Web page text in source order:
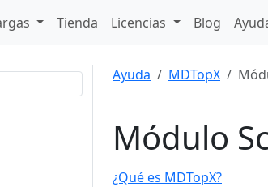
Tienda Licencias Blog
Ayuda MDTopX
Módulo
¿Qué es MDTopX?